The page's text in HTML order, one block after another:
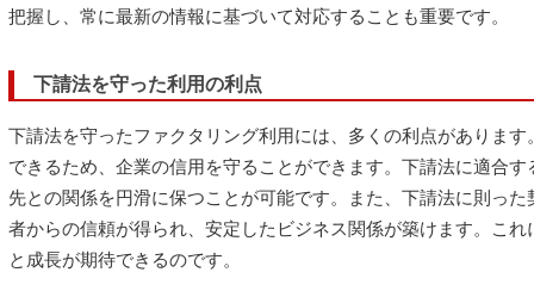
把握し、常に最新の情報に基づいて対応することも重要です。
下請法を守った利用の利点
下請法を守ったファクタリング利用には、多くの利点がありま
できるため、企業の信用を守ることができます。下請法に適合
先との関係を円滑に保つことが可能です。また、下請法に則っ
者からの信頼が得られ、安定したビジネス関係が築けます。こ
と成長が期待できるのです。